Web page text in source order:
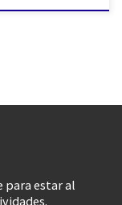
para estar al